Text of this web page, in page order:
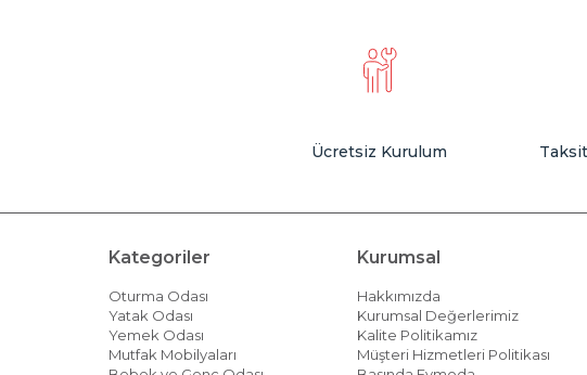
böylece odanını tüm dekorasyonuna da uyum sağlamış olacak.
Oturma grupları, yatak odası takımları, TV koltukları gibi diğer mobilya seçenekleri
Ücretsiz Kurulum
Kategoriler
Oturma Odası
Yatak Odası
Yemek Odası
Mutfak Mobilyaları
Kurumsal
Hakkımızda
Kurumsal Değerlerimiz
Kalite Politikamız
Müşteri Hizmetleri Politikası